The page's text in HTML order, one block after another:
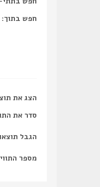
חפש בתוך:
הצג את
סדר את
הגבל
מספר